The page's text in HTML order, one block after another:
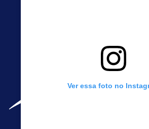
Ver essa foto no